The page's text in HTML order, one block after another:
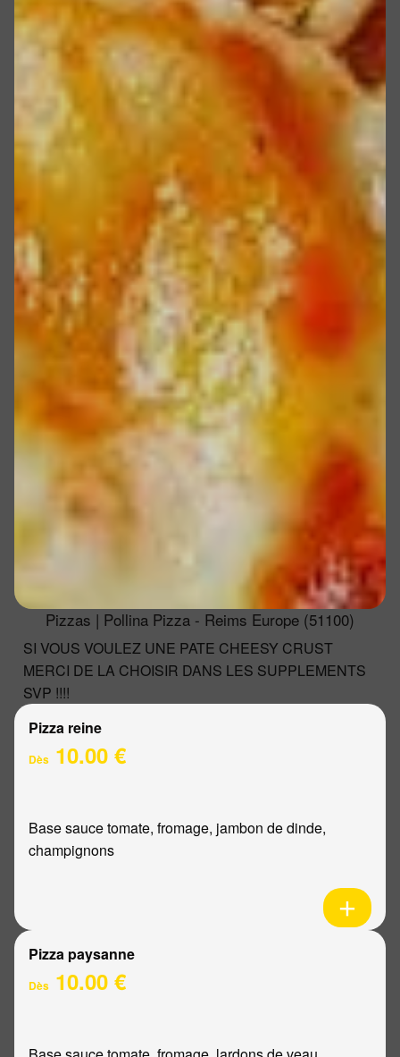
Pizzas | Pollina Pizza - Reims Europe (51100)
SI VOUS VOULEZ UNE PATE CHEESY CRUST
MERCI DE LA CHOISIR DANS LES SUPPLEMENTS
SVP !!!!
Pizza reine
Dès 10.00 €
Base sauce tomate, fromage, jambon de dinde,
champignons
Pizza paysanne
Dès 10.00 €